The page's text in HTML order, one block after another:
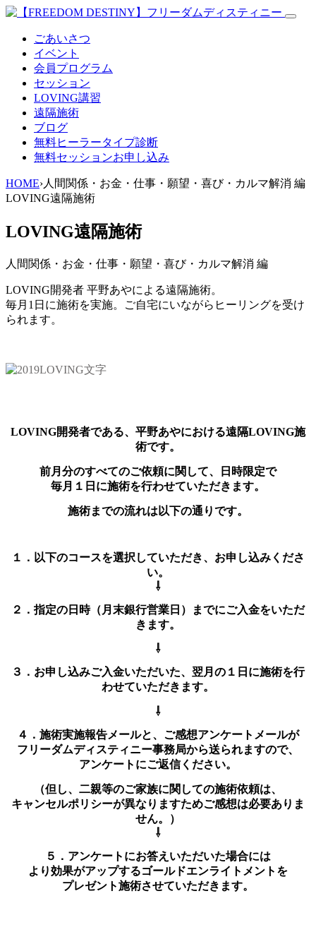
ごあいさつ
イベント
会員プログラム
セッション
LOVING講習
遠隔施術
ブログ
無料ヒーラータイプ診断
無料セッションお申し込み
HOME›人間関係・お金・仕事・願望・喜び・カルマ解消 編
LOVING遠隔施術
LOVING遠隔施術
人間関係・お金・仕事・願望・喜び・カルマ解消 編
LOVING開発者 平野あやによる遠隔施術。
毎月1日に施術を実施。ご自宅にいながらヒーリングを受け
られます。
LOVING開発者である、平野あやにおける遠隔LOVING施
術です。
前月分のすべてのご依頼に関して、日時限定で
毎月１日に施術を行わせていただきます。
施術までの流れは以下の通りです。
１．以下のコースを選択していただき、お申し込みくださ
い。
⇩
２．指定の日時（月末銀行営業日）までにご入金をいただ
きます。
⇩
３．お申し込みご入金いただいた、翌月の１日に施術を行
わせていただきます。
⇩
４．施術実施報告メールと、ご感想アンケートメールが
フリーダムディスティニー事務局から送られますので、
アンケートにご返信ください。
（但し、二親等のご家族に関しての施術依頼は、
キャンセルポリシーが異なりますためご感想は必要ありま
せん。）
⇩
５．アンケートにお答えいただいた場合には
より効果がアップするゴールドエンライトメントを
プレゼント施術させていただきます。